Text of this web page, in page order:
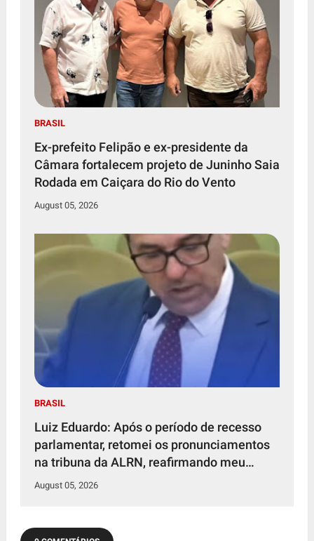
BRASIL
Ex-prefeito Felipão e ex-presidente da
Câmara fortalecem projeto de Juninho Saia
Rodada em Caiçara do Rio do Vento
August 05, 2026
BRASIL
Luiz Eduardo: Após o período de recesso
parlamentar, retomei os pronunciamentos
na tribuna da ALRN, reafirmando meu
compromisso de defender os interesses da
August 05, 2026